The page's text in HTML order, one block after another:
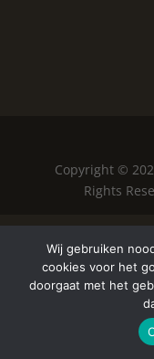
Copyright ©
Rights
Wij gebruiken
cookies voor het
doorgaat met het